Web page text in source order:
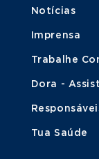
Notícias
Imprensa
Trabalhe
Dora -
Tua Saúde